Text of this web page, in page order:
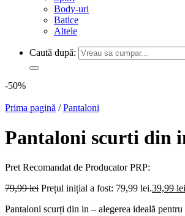
Body-uri
Batice
Altele
Caută după:
-50%
Prima pagină / Pantaloni
Pantaloni scurti din
Pret Recomandat de ProducatorPRP:
79,99lei Prețul inițial a fost: 79,99 lei.39,99 lei
Pantaloni scurți din in – alegerea ideală